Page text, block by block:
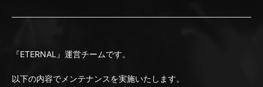
『ETERNAL』運営チームです。
以下の内容でメンテナンスを実施いたします。